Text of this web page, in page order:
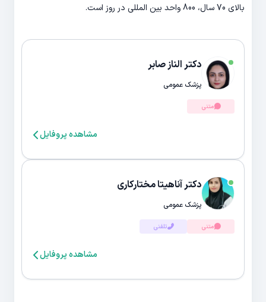
بالای 70 سال، 800 واحد بین المللی در روز است.
دکتر الناز صابر
پزشک عمومی
متنی
مشاهده پروفایل
دکتر آناهیتا مختارکاری
پزشک عمومی
متنی تلفنی
مشاهده پروفایل